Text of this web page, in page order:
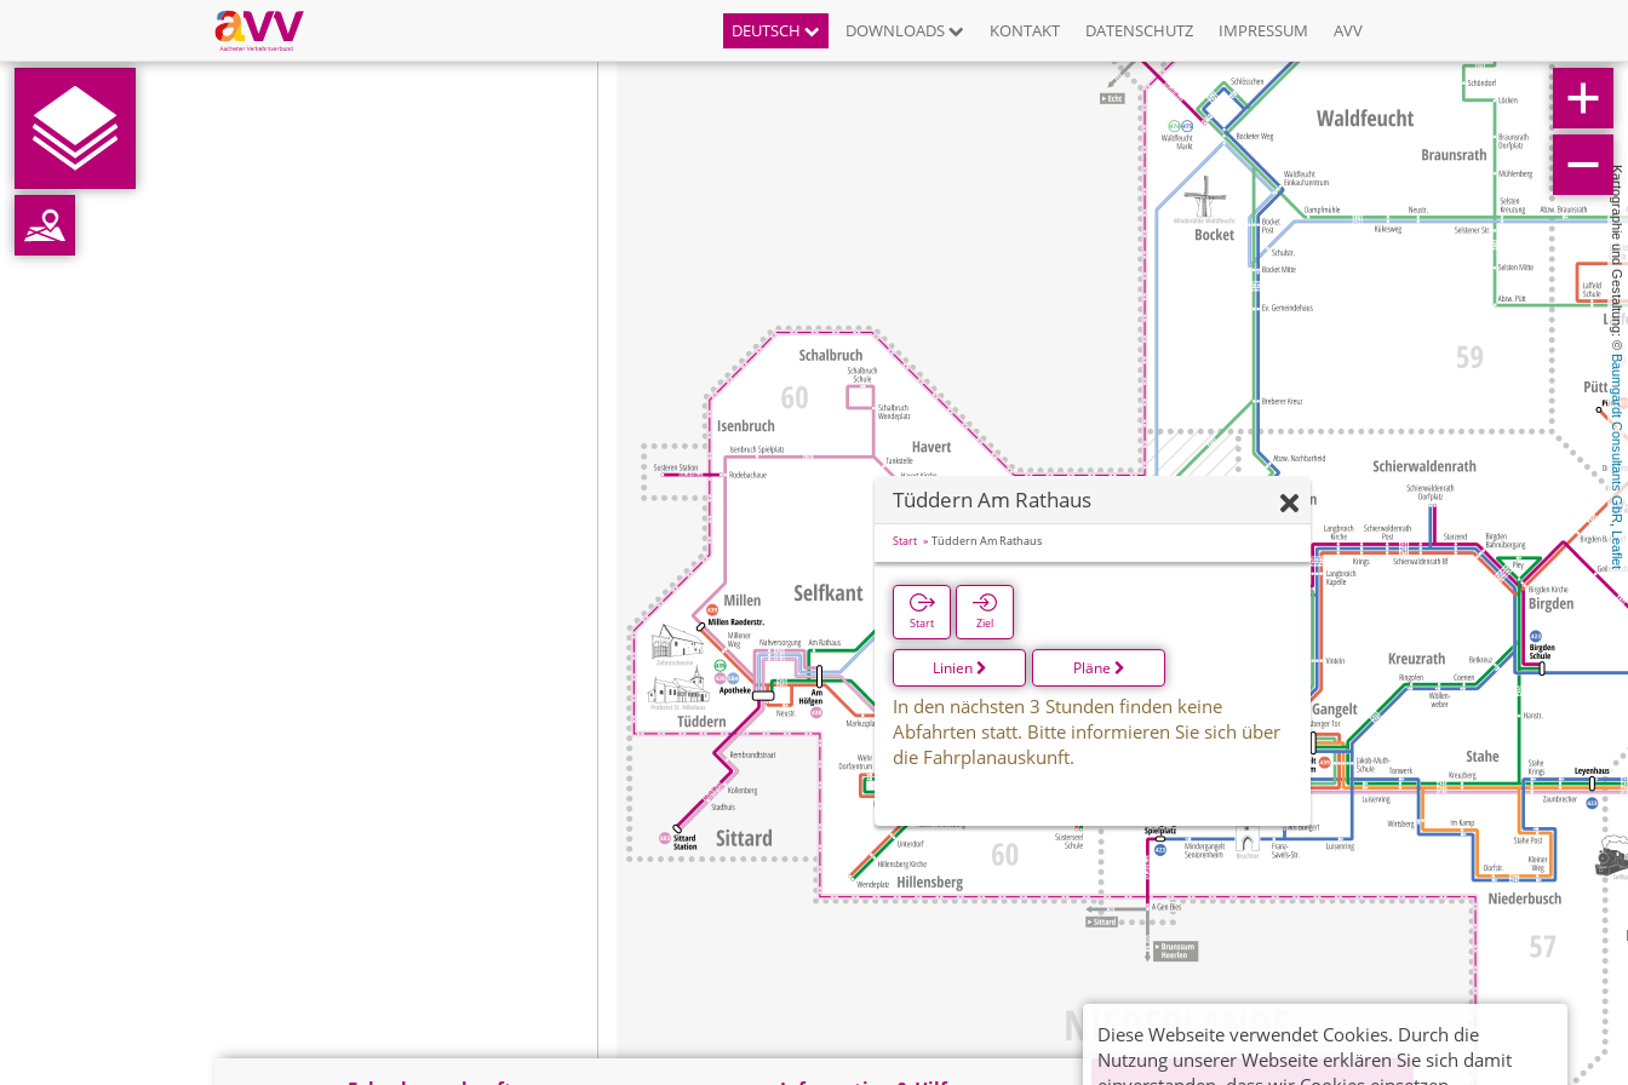
DEUTSCH DOWNLOADS KONTAKT DATENSCHUTZ IMPRESSUM AVV
Kartographie und Gestaltung: ©
Baumgardt Consultants GbR
,
Leaflet
Tüddern Am Rathaus
Start Tüddern Am Rathaus
Start Ziel
Linien Pläne
In den nächsten 3 Stunden finden keine
Abfahrten statt. Bitte informieren Sie sich über
die Fahrplanauskunft.
Diese Webseite verwendet Cookies. Durch die
Nutzung unserer Webseite erklären Sie sich damit